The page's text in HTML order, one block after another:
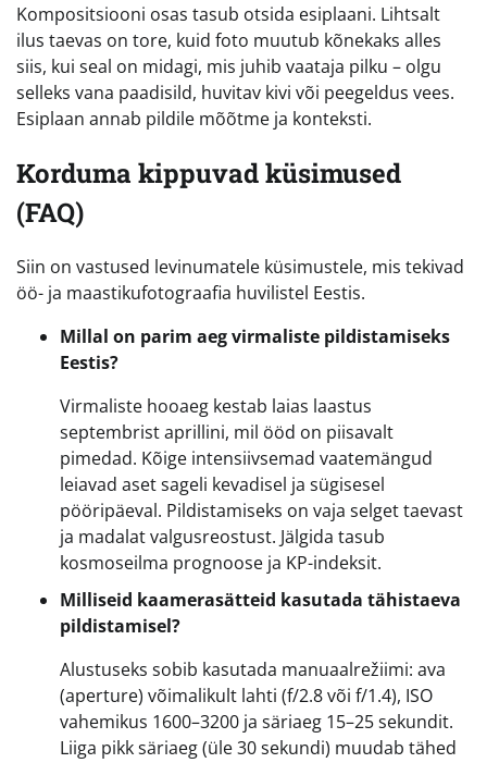
Kompositsiooni osas tasub otsida esiplaani. Lihtsalt
ilus taevas on tore, kuid foto muutub kõnekaks alles
siis, kui seal on midagi, mis juhib vaataja pilku – olgu
selleks vana paadisild, huvitav kivi või peegeldus vees.
Esiplaan annab pildile mõõtme ja konteksti.
Korduma kippuvad küsimused
(FAQ)
Siin on vastused levinumatele küsimustele, mis tekivad
öö- ja maastikufotograafia huvilistel Eestis.
Millal on parim aeg virmaliste pildistamiseks
Eestis?
Virmaliste hooaeg kestab laias laastus
septembrist aprillini, mil ööd on piisavalt
pimedad. Kõige intensiivsemad vaatemängud
leiavad aset sageli kevadisel ja sügisesel
pööripäeval. Pildistamiseks on vaja selget taevast
ja madalat valgusreostust. Jälgida tasub
kosmoseilma prognoose ja KP-indeksit.
Milliseid kaamerasätteid kasutada tähistaeva
pildistamisel?
Alustuseks sobib kasutada manuaalrežiimi: ava
(aperture) võimalikult lahti (f/2.8 või f/1.4), ISO
vahemikus 1600–3200 ja säriaeg 15–25 sekundit.
Liiga pikk säriaeg (üle 30 sekundi) muudab tähed